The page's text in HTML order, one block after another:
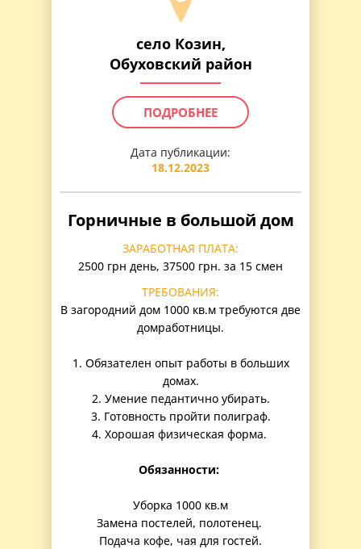
село Козин,
Обуховский район
ПОДРОБНЕЕ
Дата публикации:
18.12.2023
Горничные в большой дом
ЗАРАБОТНАЯ ПЛАТА:
2500 грн день, 37500 грн. за 15 смен
ТРЕБОВАНИЯ:
В загородний дом 1000 кв.м требуются две
домработницы.
1. Обязателен опыт работы в больших
домах.
2. Умение педантично убирать.
3. Готовность пройти полиграф.
4. Хорошая физическая форма.
Обязанности:
Уборка 1000 кв.м
Замена постелей, полотенец.
Подача кофе, чая для гостей.